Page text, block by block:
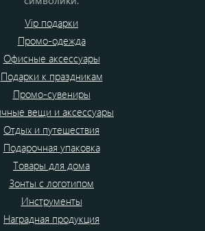
Vip подарки
Промо-одежда
Офисные аксессуары
Подарки к праздникам
Промо-сувениры
вещи и аксессуары
Отдых и путешествия
Подарочная упаковка
Товары для дома
Зонты с логотипом
Инструменты
Наградная продукция